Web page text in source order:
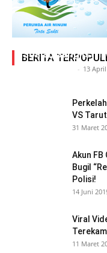
BERITA
Adegan Ranjang
Sosial, Sang Istri
- 13
VS
31 Maret
Akun FB
Bugil
Polisi!
14 Juni
Viral
11 Maret